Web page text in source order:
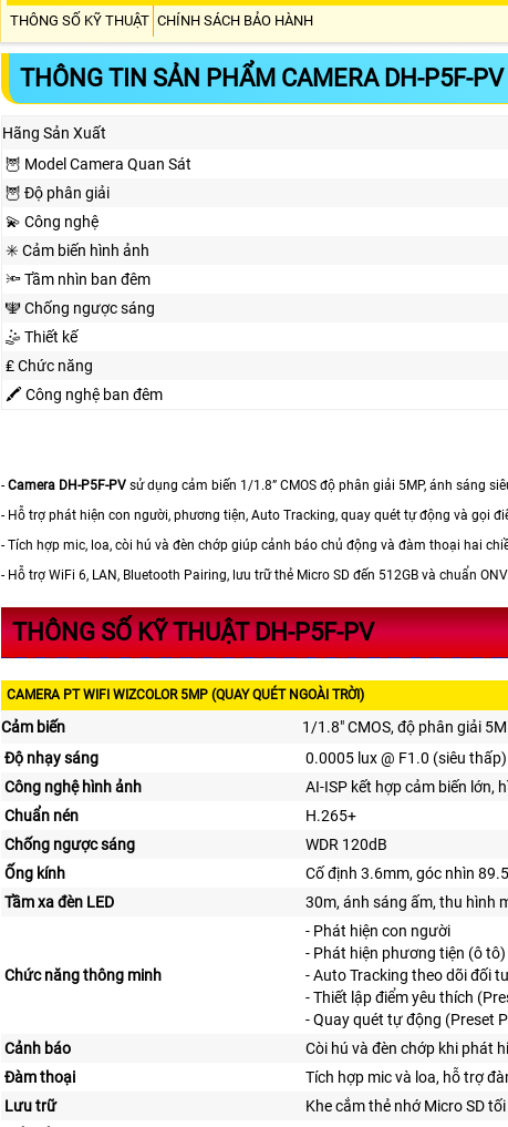
THÔNG SỐ KỸ THUẬT CHÍNH SÁCH BẢO HÀNH
THÔNG TIN SẢN PHẨM CAMERA DH-P5F-PV
Hãng Sản Xuất
🦉 Model Camera Quan Sát
🦉 Độ phân giải
💫 Công nghệ
✳️ Cảm biến hình ảnh
🔦 Tầm nhìn ban đêm
🕎 Chống ngược sáng
🤹 Thiết kế
₤ Chức năng
🖍 Công nghệ ban đêm
- Camera DH-P5F-PV sử dụng cảm biến 1/1.8” CMOS độ phân giải 5MP, ánh sáng
- Hỗ trợ phát hiện con người, phương tiện, Auto Tracking, quay quét tự động và gọi
- Tích hợp mic, loa, còi hú và đèn chớp giúp cảnh báo chủ động và đàm thoại hai
- Hỗ trợ WiFi 6, LAN, Bluetooth Pairing, lưu trữ thẻ Micro SD đến 512GB và chuẩn
THÔNG SỐ KỸ THUẬT DH-P5F-PV
CAMERA PT WIFI WIZCOLOR 5MP (QUAY QUÉT NGOÀI TRỜI)
Cảm biến
1/1.8" CMOS, độ phân giải
Độ nhạy sáng
0.0005 lux @ F1.0 (siêu thấp)
Công nghệ hình ảnh
AI-ISP kết hợp cảm biến lớn,
Chuẩn nén
H.265+
Chống ngược sáng
WDR 120dB
Ống kính
Cố định 3.6mm, góc nhìn
Tầm xa đèn LED
30m, ánh sáng ấm, thu hình
Chức năng thông minh
- Phát hiện con người
- Phát hiện phương tiện (ô tô)
- Auto Tracking theo dõi đối
- Thiết lập điểm yêu thích
- Quay quét tự động (Preset
Cảnh báo
Còi hú và đèn chớp khi phát
Đàm thoại
Tích hợp mic và loa, hỗ trợ
Lưu trữ
Khe cắm thẻ nhớ Micro SD